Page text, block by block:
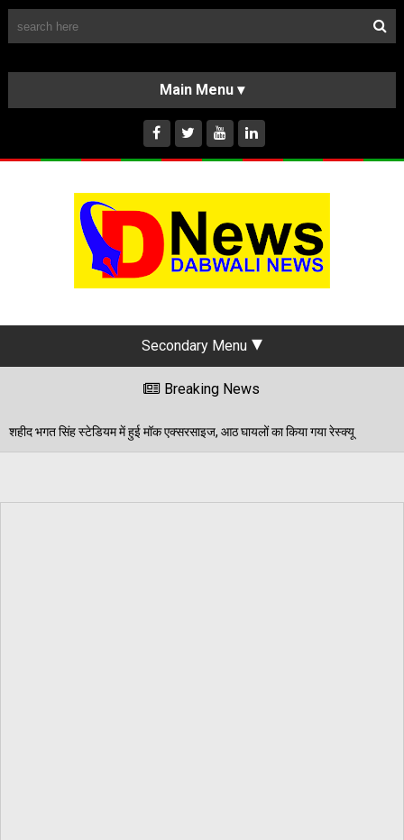
HOME
ABOUT US
INSTAGRAM
Secondary Menu
Breaking News
आठ घायलों का किया गया रेस्क्यू 06/08/2026 पेड़ जन्म से